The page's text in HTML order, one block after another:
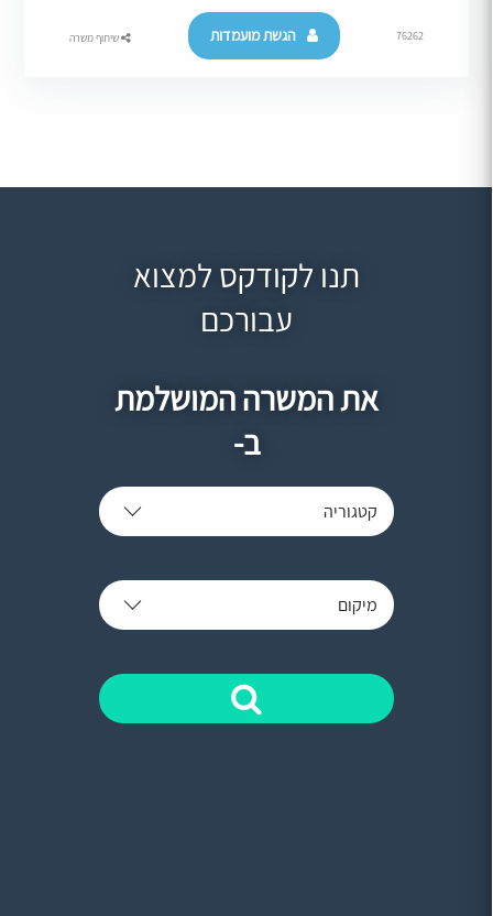
76262 הגשת מועמדות שיתוף משרה
תנו לקודקס למצוא
עבורכם
את המשרה המושלמת
ב-
קטגוריה
מיקום